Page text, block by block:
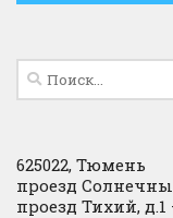
Найти:
625022, Тюмень
проезд
проезд Тихий, д.1